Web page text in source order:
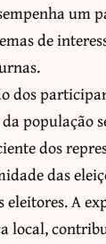
um
de
dos
população
dos
das
eleitores. A
local,